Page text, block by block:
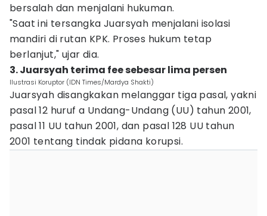
bersalah dan menjalani hukuman.
"Saat ini tersangka Juarsyah menjalani isolasi
mandiri di rutan KPK. Proses hukum tetap
berlanjut," ujar dia.
3. Juarsyah terima fee sebesar lima persen
Ilustrasi Koruptor (IDN Times/Mardya Shakti)
Juarsyah disangkakan melanggar tiga pasal, yakni
pasal 12 huruf a Undang-Undang (UU) tahun 2001,
pasal 11 UU tahun 2001, dan pasal 128 UU tahun
2001 tentang tindak pidana korupsi.